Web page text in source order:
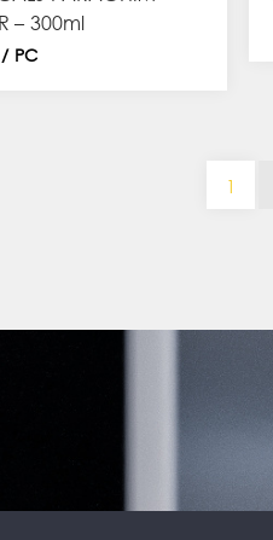
– 300ml
/ PC
1